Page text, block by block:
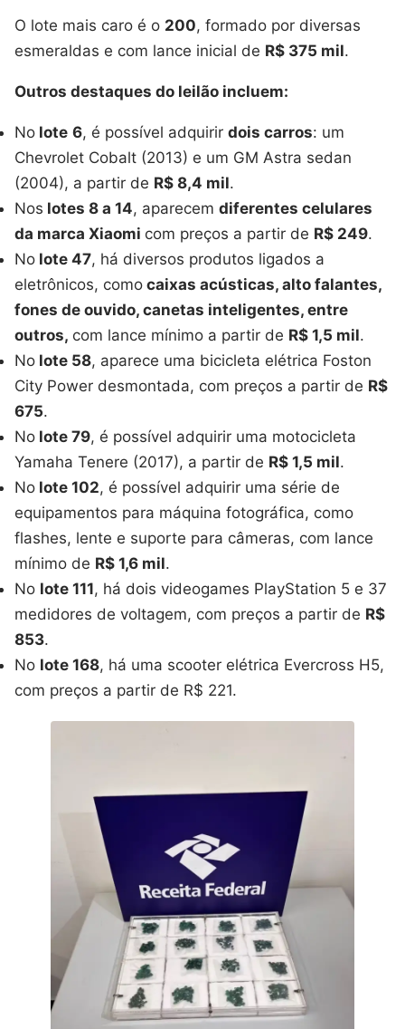
O lote mais caro é o 200, formado por diversas
esmeraldas e com lance inicial de R$ 375 mil.
Outros destaques do leilão incluem:
No lote 6, é possível adquirir dois carros: um
Chevrolet Cobalt (2013) e um GM Astra sedan
(2004), a partir de R$ 8,4 mil.
Nos lotes 8 a 14, aparecem diferentes celulares
da marca Xiaomi com preços a partir de R$ 249.
No lote 47, há diversos produtos ligados a
eletrônicos, como caixas acústicas, alto falantes,
fones de ouvido, canetas inteligentes, entre
outros, com lance mínimo a partir de R$ 1,5 mil.
No lote 58, aparece uma bicicleta elétrica Foston
City Power desmontada, com preços a partir de R$
675.
No lote 79, é possível adquirir uma motocicleta
Yamaha Tenere (2017), a partir de R$ 1,5 mil.
No lote 102, é possível adquirir uma série de
equipamentos para máquina fotográfica, como
flashes, lente e suporte para câmeras, com lance
mínimo de R$ 1,6 mil.
No lote 111, há dois videogames PlayStation 5 e 37
medidores de voltagem, com preços a partir de R$
853.
No lote 168, há uma scooter elétrica Evercross H5,
com preços a partir de R$ 221.